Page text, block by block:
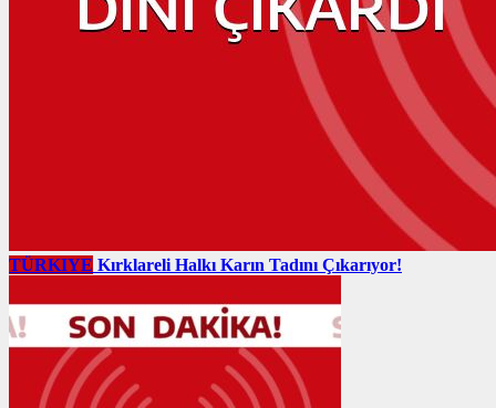
TÜRKIYE Kırklareli Halkı Karın Tadını Çıkarıyor!